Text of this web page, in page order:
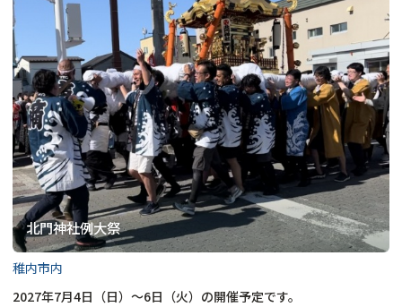
北門神社例大祭
稚内市内
2027年7月4日（日）～6日（火）の開催予定です。